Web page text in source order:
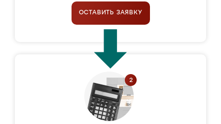
ОСТАВИТЬ ЗАЯВКУ